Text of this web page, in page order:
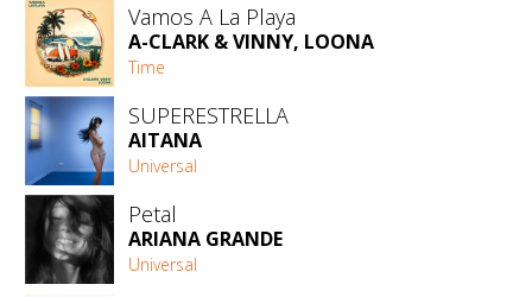
Vamos A La Playa
A-CLARK & VINNY, LOONA
Time
SUPERESTRELLA
AITANA
Universal
Petal
ARIANA GRANDE
Universal